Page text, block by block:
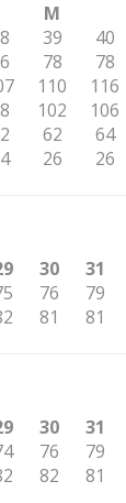
M
39 40
78 78
110 116
102 106
62 64
26 26
30 31
76 79
81 81
30 31
76 79
82 81